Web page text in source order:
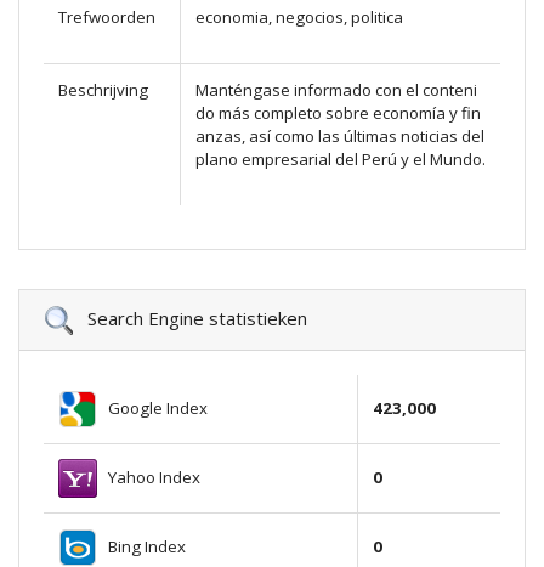
Trefwoorden economia, negocios, politica
Beschrijving
Manténgase informado con el conteni
do más completo sobre economía y fin
anzas, así como las últimas noticias del
plano empresarial del Perú y el Mundo.
Search Engine statistieken
Google Index 423,000
Yahoo Index 0
Bing Index 0